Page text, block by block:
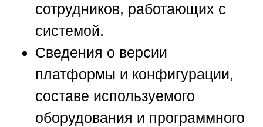
сотрудников, работающих с
системой.
Сведения о версии
платформы и конфигурации,
составе используемого
оборудования и программного